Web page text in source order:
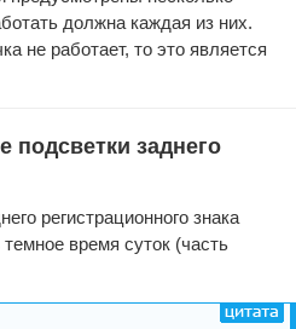
должна каждая из них.
не работает, то это является
подсветки заднего
регистрационного знака
темное время суток (часть